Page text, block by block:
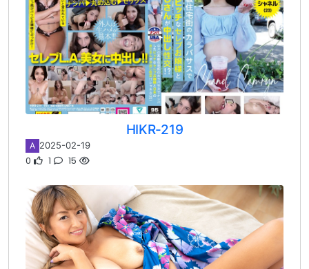
HIKR-219
A 2025-02-19
0 1 15